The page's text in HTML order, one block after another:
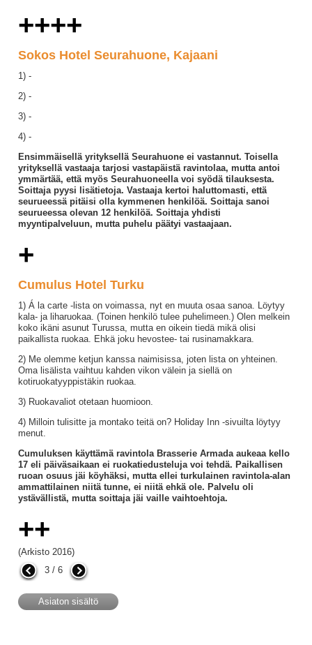
++++
Sokos Hotel Seurahuone, Kajaani
1) -
2) -
3) -
4) -
Ensimmäisellä yrityksellä Seurahuone ei vastannut. Toisella
yrityksellä vastaaja tarjosi vastapäistä ravintolaa, mutta antoi
ymmärtää, että myös Seurahuoneella voi syödä tilauksesta.
Soittaja pyysi lisätietoja. Vastaaja kertoi haluttomasti, että
seurueessä pitäisi olla kymmenen henkilöä. Soittaja sanoi
seurueessa olevan 12 henkilöä. Soittaja yhdisti
myyntipalveluun, mutta puhelu päätyi vastaajaan.
+
Cumulus Hotel Turku
1) Á la carte -lista on voimassa, nyt en muuta osaa sanoa. Löytyy
kala- ja liharuokaa. (Toinen henkilö tulee puhelimeen.) Olen melkein
koko ikäni asunut Turussa, mutta en oikein tiedä mikä olisi
paikallista ruokaa. Ehkä joku hevostee- tai rusinamakkara.
2) Me olemme ketjun kanssa naimisissa, joten lista on yhteinen.
Oma lisälista vaihtuu kahden vikon välein ja siellä on
kotiruokatyyppistäkin ruokaa.
3) Ruokavaliot otetaan huomioon.
4) Milloin tulisitte ja montako teitä on? Holiday Inn -sivuilta löytyy
menut.
Cumuluksen käyttämä ravintola Brasserie Armada aukeaa kello
17 eli päiväsaikaan ei ruokatiedusteluja voi tehdä. Paikallisen
ruoan osuus jäi köyhäksi, mutta ellei turkulainen ravintola-alan
ammattilainen niitä tunne, ei niitä ehkä ole. Palvelu oli
ystävällistä, mutta soittaja jäi vaille vaihtoehtoja.
++
(Arkisto 2016)
3 / 6
Asiaton sisältö